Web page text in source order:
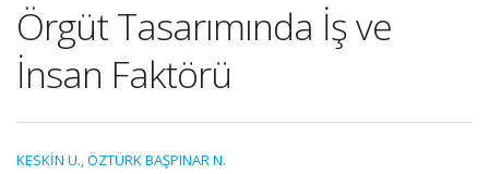
Örgüt Tasarımında İş ve
İnsan Faktörü
KESKİN U.,ÖZTÜRK BAŞPINAR N.